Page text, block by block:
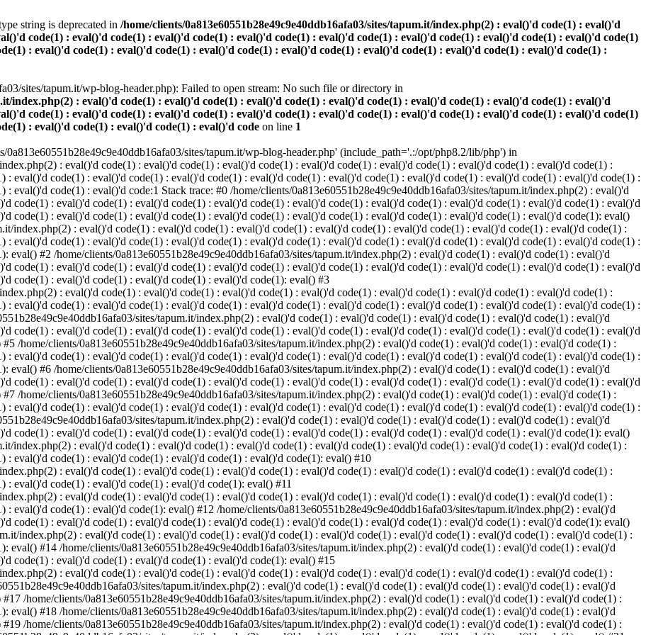
string is deprecated in /home/clients/0a813e60551b28e49c9e40ddb16afa03/sites/tapum.it/index.php(2) : eval()'d code(1) : eval()'d
code(1) : eval()'d code(1) : eval()'d code(1) : eval()'d code(1) : eval()'d code(1) : eval()'d code(1) : eval()'d code(1) : eval()'d code(1)
: eval()'d code(1) : eval()'d code(1) : eval()'d code(1) : eval()'d code(1) : eval()'d code(1) : eval()'d code(1) : eval()'d code(1) :
sites/tapum.it/wp-blog-header.php): Failed to open stream: No such file or directory in
index.php(2) : eval()'d code(1) : eval()'d code(1) : eval()'d code(1) : eval()'d code(1) : eval()'d code(1) : eval()'d code(1) : eval()'d
code(1) : eval()'d code(1) : eval()'d code(1) : eval()'d code(1) : eval()'d code(1) : eval()'d code(1) : eval()'d code(1) : eval()'d code(1)
: eval()'d code(1) : eval()'d code(1) : eval()'d code on line 1
sites/tapum.it/wp-blog-header.php' (include_path='.:/opt/php8.2/lib/php') in
: eval()'d code(1) : eval()'d code(1) : eval()'d code(1) : eval()'d code(1) : eval()'d code(1) : eval()'d code(1) : eval()'d code(1) :
eval()'d code(1) : eval()'d code(1) : eval()'d code(1) : eval()'d code(1) : eval()'d code(1) : eval()'d code(1) : eval()'d code(1) : eval()'d code(1) :
eval()'d code(1) : eval()'d code:1 Stack trace: #0 /home/clients/0a813e60551b28e49c9e40ddb16afa03/sites/tapum.it/index.php(2) : eval()'d
code(1) : eval()'d code(1) : eval()'d code(1) : eval()'d code(1) : eval()'d code(1) : eval()'d code(1) : eval()'d code(1) : eval()'d code(1) : eval()'d
code(1) : eval()'d code(1) : eval()'d code(1) : eval()'d code(1) : eval()'d code(1) : eval()'d code(1) : eval()'d code(1) : eval()'d code(1): eval()
index.php(2) : eval()'d code(1) : eval()'d code(1) : eval()'d code(1) : eval()'d code(1) : eval()'d code(1) : eval()'d code(1) : eval()'d code(1) :
eval()'d code(1) : eval()'d code(1) : eval()'d code(1) : eval()'d code(1) : eval()'d code(1) : eval()'d code(1) : eval()'d code(1) : eval()'d code(1) :
eval() #2 /home/clients/0a813e60551b28e49c9e40ddb16afa03/sites/tapum.it/index.php(2) : eval()'d code(1) : eval()'d code(1) : eval()'d
code(1) : eval()'d code(1) : eval()'d code(1) : eval()'d code(1) : eval()'d code(1) : eval()'d code(1) : eval()'d code(1) : eval()'d code(1) : eval()'d
code(1) : eval()'d code(1) : eval()'d code(1) : eval()'d code(1): eval() #3
: eval()'d code(1) : eval()'d code(1) : eval()'d code(1) : eval()'d code(1) : eval()'d code(1) : eval()'d code(1) : eval()'d code(1) :
eval()'d code(1) : eval()'d code(1) : eval()'d code(1) : eval()'d code(1) : eval()'d code(1) : eval()'d code(1) : eval()'d code(1) : eval()'d code(1) :
sites/tapum.it/index.php(2) : eval()'d code(1) : eval()'d code(1) : eval()'d code(1) : eval()'d code(1) : eval()'d
code(1) : eval()'d code(1) : eval()'d code(1) : eval()'d code(1) : eval()'d code(1) : eval()'d code(1) : eval()'d code(1) : eval()'d code(1) : eval()'d
/home/clients/0a813e60551b28e49c9e40ddb16afa03/sites/tapum.it/index.php(2) : eval()'d code(1) : eval()'d code(1) : eval()'d code(1) :
eval()'d code(1) : eval()'d code(1) : eval()'d code(1) : eval()'d code(1) : eval()'d code(1) : eval()'d code(1) : eval()'d code(1) : eval()'d code(1) :
eval() #6 /home/clients/0a813e60551b28e49c9e40ddb16afa03/sites/tapum.it/index.php(2) : eval()'d code(1) : eval()'d code(1) : eval()'d
code(1) : eval()'d code(1) : eval()'d code(1) : eval()'d code(1) : eval()'d code(1) : eval()'d code(1) : eval()'d code(1) : eval()'d code(1) : eval()'d
/home/clients/0a813e60551b28e49c9e40ddb16afa03/sites/tapum.it/index.php(2) : eval()'d code(1) : eval()'d code(1) : eval()'d code(1) :
eval()'d code(1) : eval()'d code(1) : eval()'d code(1) : eval()'d code(1) : eval()'d code(1) : eval()'d code(1) : eval()'d code(1) : eval()'d code(1) :
sites/tapum.it/index.php(2) : eval()'d code(1) : eval()'d code(1) : eval()'d code(1) : eval()'d code(1) : eval()'d
code(1) : eval()'d code(1) : eval()'d code(1) : eval()'d code(1) : eval()'d code(1) : eval()'d code(1) : eval()'d code(1) : eval()'d code(1): eval()
index.php(2) : eval()'d code(1) : eval()'d code(1) : eval()'d code(1) : eval()'d code(1) : eval()'d code(1) : eval()'d code(1) : eval()'d code(1) :
eval()'d code(1) : eval()'d code(1) : eval()'d code(1) : eval()'d code(1): eval() #10
: eval()'d code(1) : eval()'d code(1) : eval()'d code(1) : eval()'d code(1) : eval()'d code(1) : eval()'d code(1) : eval()'d code(1) :
eval()'d code(1) : eval()'d code(1) : eval()'d code(1): eval() #11
: eval()'d code(1) : eval()'d code(1) : eval()'d code(1) : eval()'d code(1) : eval()'d code(1) : eval()'d code(1) : eval()'d code(1) :
eval()'d code(1) : eval()'d code(1): eval() #12 /home/clients/0a813e60551b28e49c9e40ddb16afa03/sites/tapum.it/index.php(2) : eval()'d
code(1) : eval()'d code(1) : eval()'d code(1) : eval()'d code(1) : eval()'d code(1) : eval()'d code(1) : eval()'d code(1) : eval()'d code(1): eval()
index.php(2) : eval()'d code(1) : eval()'d code(1) : eval()'d code(1) : eval()'d code(1) : eval()'d code(1) : eval()'d code(1) : eval()'d code(1) :
eval() #14 /home/clients/0a813e60551b28e49c9e40ddb16afa03/sites/tapum.it/index.php(2) : eval()'d code(1) : eval()'d code(1) : eval()'d
code(1) : eval()'d code(1) : eval()'d code(1) : eval()'d code(1): eval() #15
: eval()'d code(1) : eval()'d code(1) : eval()'d code(1) : eval()'d code(1) : eval()'d code(1) : eval()'d code(1) : eval()'d code(1) :
sites/tapum.it/index.php(2) : eval()'d code(1) : eval()'d code(1) : eval()'d code(1) : eval()'d code(1) : eval()'d
/home/clients/0a813e60551b28e49c9e40ddb16afa03/sites/tapum.it/index.php(2) : eval()'d code(1) : eval()'d code(1) : eval()'d code(1) :
eval() #18 /home/clients/0a813e60551b28e49c9e40ddb16afa03/sites/tapum.it/index.php(2) : eval()'d code(1) : eval()'d code(1) : eval()'d
/home/clients/0a813e60551b28e49c9e40ddb16afa03/sites/tapum.it/index.php(2) : eval()'d code(1) : eval()'d code(1) : eval()'d code(1) :